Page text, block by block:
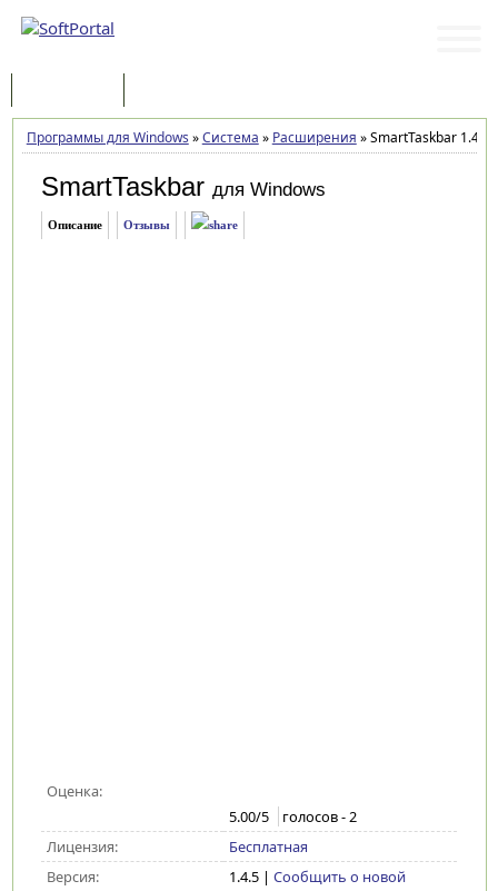
Программы для Windows »Система » Расширения »SmartTaskbar 1.4.5
SmartTaskbar для Windows
Описание Отзывы
Оценка:
5.00/5 голосов -2
Лицензия:
Бесплатная
Версия:
1.4.5| Сообщить о новой